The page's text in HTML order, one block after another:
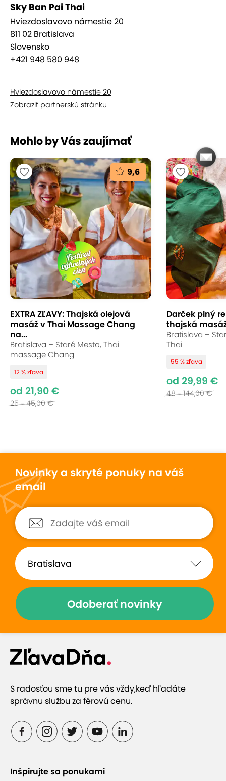
Rytmické kompresie, valcovanie končatín a jemné
kolísanie sú metódy thajskej masáže, ktorými
masér postupne uvoľňuje a správne usporiada
energie v tele. Rôzna intenzita tlaku je aplikovaná
na energetických dráhach pozdĺž tela v súlade s
Sky Ban Pai Thai
Hviezdoslavovo námestie 20
811 02 Bratislava
Slovensko
+421 948 580 948
Hviezdoslavovo námestie 20
Zobraziť partnerskú stránku
Mohlo by Vás zaujímať
9,6
EXTRA ZĽAVY: Thajská olejová
masáž v Thai Massage Chang
na...
Bratislava – Staré Mesto, Thai
massage Chang
12 % zľava
od 21,90 €
25 - 45,00 €
Darček plný
thajská
Bratislava –
Thai
55 % zľava
od 29,99 €
48 - 144,00 €
Novinky a skryté ponuky na váš
email
Odoberať novinky
S radosťou sme tu pre vás vždy,keď hľadáte
správnu službu za férovú cenu.
Inšpirujte sa ponukami